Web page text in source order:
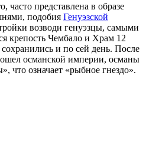
часто представлена в образе
подобия Генуэзской
возводи генуэзцы, самыми
крепость Чембало и Храм 12
и по сей день. После
османской империи, османы
что означает «рыбное гнездо».